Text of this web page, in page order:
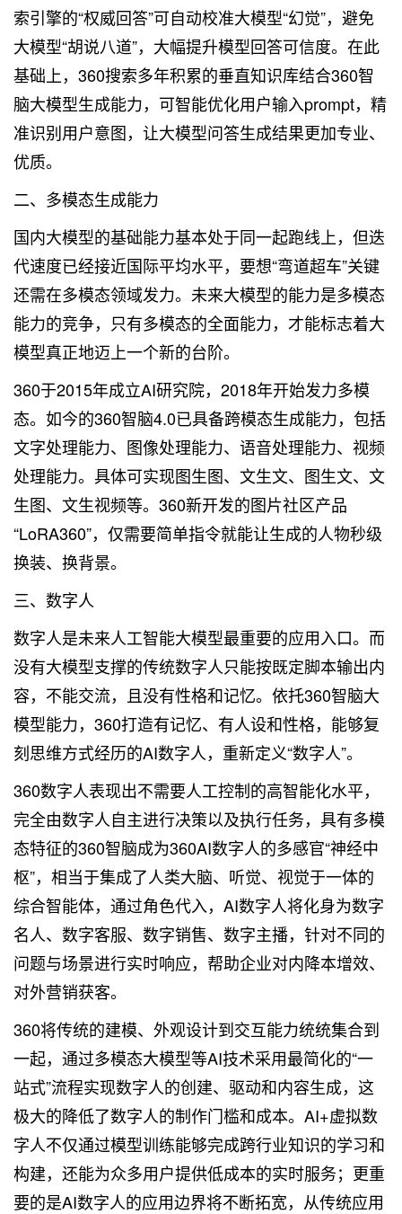
索引擎的“权威回答”可自动校准大模型“幻觉”，避免
大模型“胡说八道”，大幅提升模型回答可信度。在此
基础上，360搜索多年积累的垂直知识库结合360智
脑大模型生成能力，可智能优化用户输入prompt，精
准识别用户意图，让大模型问答生成结果更加专业、
优质。
二、多模态生成能力
国内大模型的基础能力基本处于同一起跑线上，但迭
代速度已经接近国际平均水平，要想“弯道超车”关键
还需在多模态领域发力。未来大模型的能力是多模态
能力的竞争，只有多模态的全面能力，才能标志着大
模型真正地迈上一个新的台阶。
360于2015年成立AI研究院，2018年开始发力多模
态。如今的360智脑4.0已具备跨模态生成能力，包括
文字处理能力、图像处理能力、语音处理能力、视频
处理能力。具体可实现图生图、文生文、图生文、文
生图、文生视频等。360新开发的图片社区产品
“LoRA360”，仅需要简单指令就能让生成的人物秒级
换装、换背景。
三、数字人
数字人是未来人工智能大模型最重要的应用入口。而
没有大模型支撑的传统数字人只能按既定脚本输出内
容，不能交流，且没有性格和记忆。依托360智脑大
模型能力，360打造有记忆、有人设和性格，能够复
刻思维方式经历的AI数字人，重新定义“数字人”。
360数字人表现出不需要人工控制的高智能化水平，
完全由数字人自主进行决策以及执行任务，具有多模
态特征的360智脑成为360AI数字人的多感官“神经中
枢”，相当于集成了人类大脑、听觉、视觉于一体的
综合智能体，通过角色代入，AI数字人将化身为数字
名人、数字客服、数字销售、数字主播，针对不同的
问题与场景进行实时响应，帮助企业对内降本增效、
对外营销获客。
360将传统的建模、外观设计到交互能力统统集合到
一起，通过多模态大模型等AI技术采用最简化的“一
站式”流程实现数字人的创建、驱动和内容生成，这
极大的降低了数字人的制作门槛和成本。AI+虚拟数
字人不仅通过模型训练能够完成跨行业知识的学习和
构建，还能为众多用户提供低成本的实时服务；更重
要的是AI数字人的应用边界将不断拓宽，从传统应用